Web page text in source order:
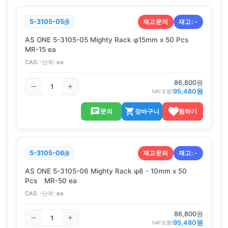
5-3105-05 재고문의 재고:-
AS ONE 5-3105-05 Mighty Rack φ15mm x 50 Pcs
MR-15 ea
CAS: -단위: ea
86,800원
(VAT포함)95,480원
문의 장바구니 찜하기
5-3105-06 재고문의 재고:-
AS ONE 5-3105-06 Mighty Rack φ8・10mm x 50
Pcs MR-50 ea
CAS: -단위: ea
86,800원
(VAT포함)95,480원